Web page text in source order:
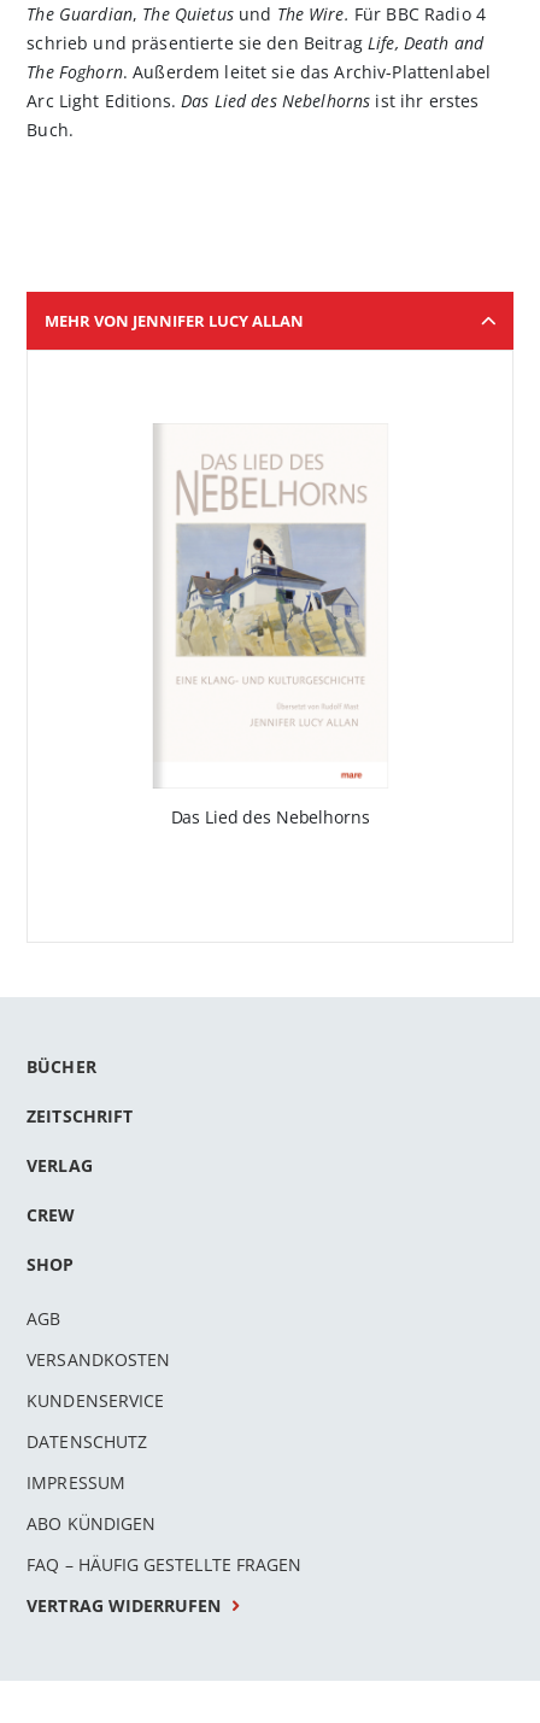
The Guardian, The Quietusund The Wire. Für BBC Radio 4
schrieb und präsentierte sie den Beitrag Life, Death and
The Foghorn. Außerdem leitet sie das Archiv-Plattenlabel
Arc Light Editions. Das Lied des Nebelhorns ist ihr erstes
Buch.
MEHR VON JENNIFER LUCY ALLAN
Das Lied des Nebelhorns
BÜCHER
ZEITSCHRIFT
VERLAG
CREW
SHOP
AGB
VERSANDKOSTEN
KUNDENSERVICE
DATENSCHUTZ
IMPRESSUM
ABO KÜNDIGEN
FAQ – HÄUFIG GESTELLTE FRAGEN
VERTRAG WIDERRUFEN